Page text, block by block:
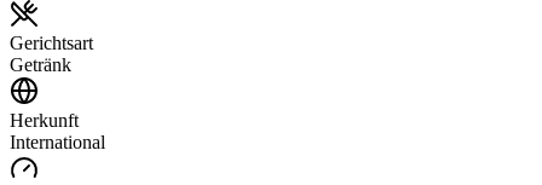
Gerichtsart
Getränk
Herkunft
International